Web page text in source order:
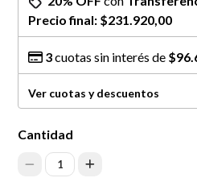
Precio final: $231.920,00
3cuotas sin interés de
Ver cuotas y descuentos
Cantidad
1